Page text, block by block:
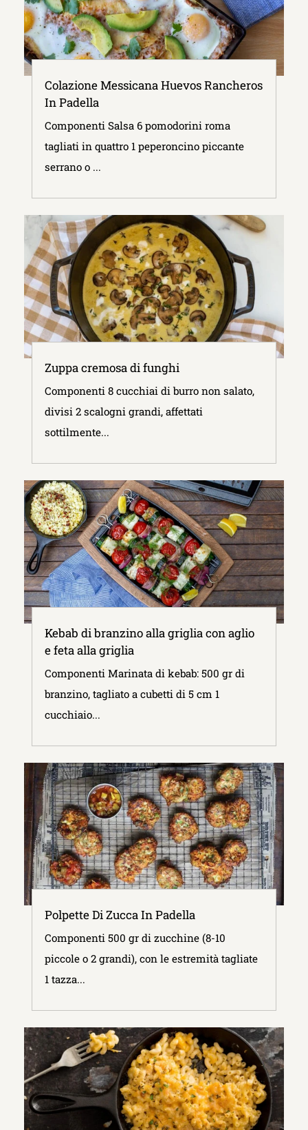
Colazione Messicana Huevos Rancheros
In Padella
Componenti Salsa 6 pomodorini roma
tagliati in quattro 1 peperoncino piccante
serrano o ...
Zuppa cremosa di funghi
Componenti 8 cucchiai di burro non salato,
divisi 2 scalogni grandi, affettati
sottilmente...
Kebab di branzino alla griglia con aglio
e feta alla griglia
Componenti Marinata di kebab: 500 gr di
branzino, tagliato a cubetti di 5 cm 1
cucchiaio...
Polpette Di Zucca In Padella
Componenti 500 gr di zucchine (8-10
piccole o 2 grandi), con le estremità tagliate
1 tazza...